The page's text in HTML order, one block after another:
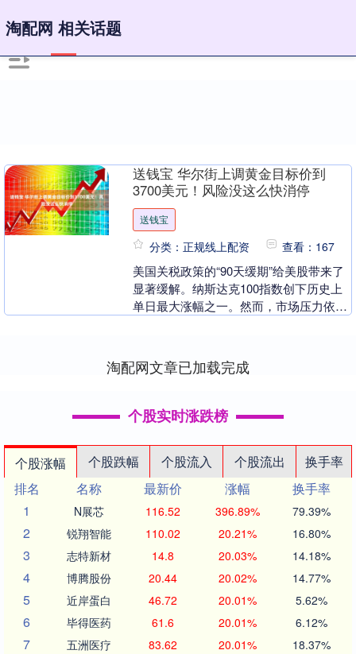
淘配网 相关话题
送钱宝 华尔街上调黄金目标价到
3700美元！风险没这么快消停
送钱宝
分类：正规线上配资 查看：167
美国关税政策的“90天缓期”给美股带来了
显著缓解。纳斯达克100指数创下历史上
单日最大涨幅之一。然而，市场压力依然
淘配网文章已加载完成
个股实时涨跌榜
个股涨幅 个股跌幅 个股流入 个股流出
换手率
排名
名称 最新价 涨幅
换手率
1
N展芯 116.52 396.89% 79.39%
2 锐翔智能 110.02 20.21% 16.80%
3 志特新材 14.8 20.03% 14.18%
4 博腾股份 20.44 20.02% 14.77%
5 近岸蛋白 46.72 20.01% 5.62%
6 毕得医药 61.6 20.01% 6.12%
7 五洲医疗 83.62 20.01% 18.37%